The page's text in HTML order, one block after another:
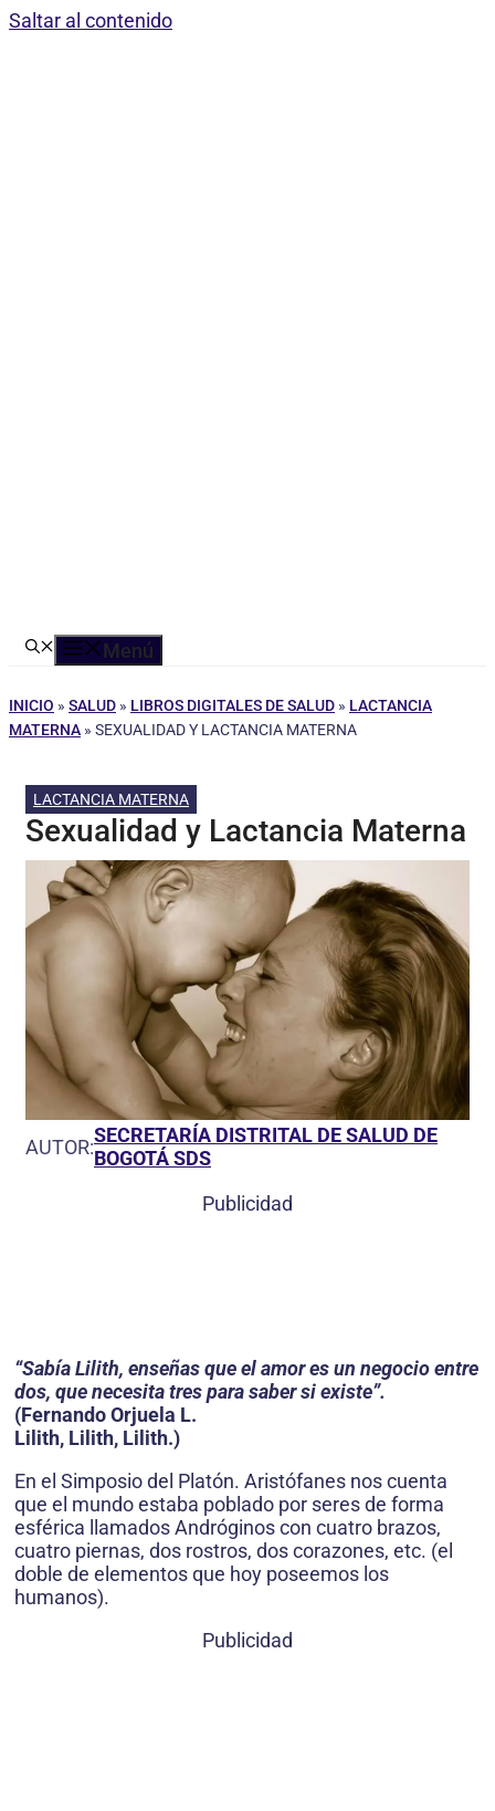
Saltar al contenido
Menú
INICIO » SALUD » LIBROS DIGITALES DE SALUD » LACTANCIA
MATERNA » SEXUALIDAD Y LACTANCIA MATERNA
LACTANCIA MATERNA
Sexualidad y Lactancia Materna
AUTOR:SECRETARÍA DISTRITAL DE SALUD DE
BOGOTÁ SDS
Publicidad
“Sabía Lilith, enseñas que el amor es un negocio entre
dos, que necesita tres para saber si existe”.
(Fernando Orjuela L.
Lilith, Lilith, Lilith.)
En el Simposio del Platón. Aristófanes nos cuenta
que el mundo estaba poblado por seres de forma
esférica llamados Andróginos con cuatro brazos,
cuatro piernas, dos rostros, dos corazones, etc. (el
doble de elementos que hoy poseemos los
humanos).
Publicidad